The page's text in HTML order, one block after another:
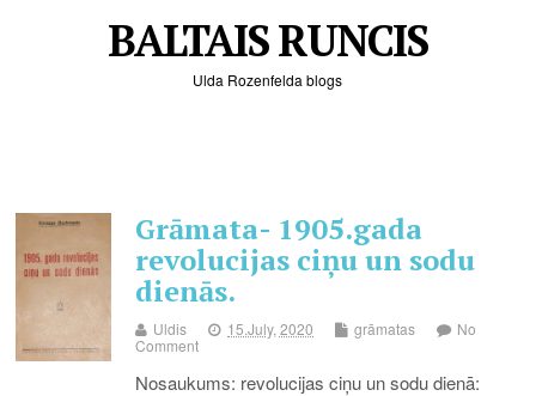
BALTAIS RUNCIS
Ulda Rozenfelda blogs
Grāmata- 1905.gada
revolucijas ciņu un sodu
dienās.
Uldis 15.July, 2020 grāmatas
No
Comment
Nosaukums: revolucijas ciņu un sodu dienā: